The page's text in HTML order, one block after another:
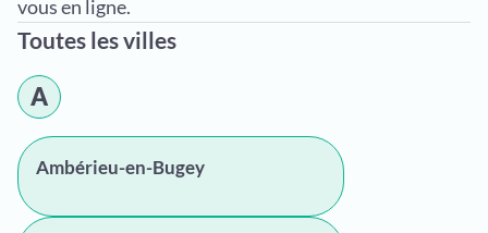
vous en ligne.
Toutes les villes
A
Ambérieu-en-Bugey